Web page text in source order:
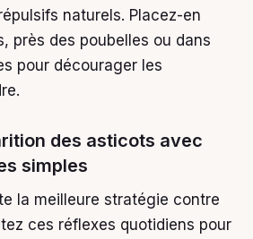
naturels. Placez-en
près des poubelles ou dans
pour décourager les
des asticots avec
simples
la meilleure stratégie contre
ces réflexes quotidiens pour